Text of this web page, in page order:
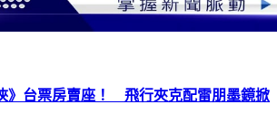
》台票房賣座！ 飛行夾克配雷朋墨鏡掀